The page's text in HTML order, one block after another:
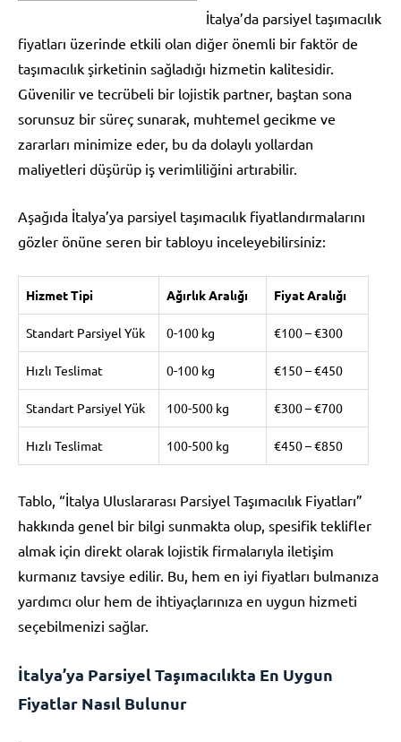
İtalya’da parsiyel taşımacılık
fiyatları üzerinde etkili olan diğer önemli bir faktör de
taşımacılık şirketinin sağladığı hizmetin kalitesidir.
Güvenilir ve tecrübeli bir lojistik partner, baştan sona
sorunsuz bir süreç sunarak, muhtemel gecikme ve
zararları minimize eder, bu da dolaylı yollardan
maliyetleri düşürüp iş verimliliğini artırabilir.
Aşağıda İtalya’ya parsiyel taşımacılık fiyatlandırmalarını
gözler önüne seren bir tabloyu inceleyebilirsiniz:
Hizmet Tipi Ağırlık Aralığı Fiyat Aralığı
Standart Parsiyel Yük 0-100 kg €100 – €300
Hızlı Teslimat 0-100 kg €150 – €450
Standart Parsiyel Yük 100-500 kg €300 – €700
Hızlı Teslimat 100-500 kg €450 – €850
Tablo, “İtalya Uluslararası Parsiyel Taşımacılık Fiyatları”
hakkında genel bir bilgi sunmakta olup, spesifik teklifler
almak için direkt olarak lojistik firmalarıyla iletişim
kurmanız tavsiye edilir. Bu, hem en iyi fiyatları bulmanıza
yardımcı olur hem de ihtiyaçlarınıza en uygun hizmeti
seçebilmenizi sağlar.
İtalya’ya Parsiyel Taşımacılıkta En Uygun
Fiyatlar Nasıl Bulunur